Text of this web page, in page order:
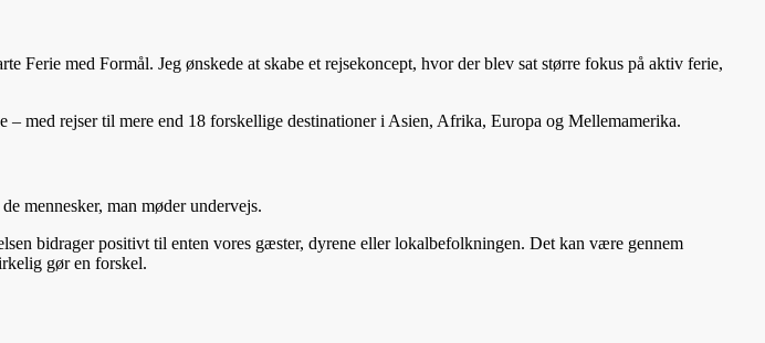
Ferie med Formål. Jeg ønskede at skabe et rejsekoncept, hvor der blev sat større fokus på aktiv ferie,
med rejser til mere end 18 forskellige destinationer i Asien, Afrika, Europa og Mellemamerika.
mennesker, man møder undervejs.
bidrager positivt til enten vores gæster, dyrene eller lokalbefolkningen. Det kan være gennem
gør en forskel.